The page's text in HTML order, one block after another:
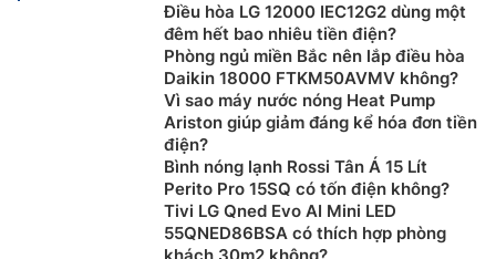
Điều hòa LG 12000 IEC12G2 dùng một
đêm hết bao nhiêu tiền điện?
Phòng ngủ miền Bắc nên lắp điều hòa
Daikin 18000 FTKM50AVMV không?
Vì sao máy nước nóng Heat Pump
Ariston giúp giảm đáng kể hóa đơn tiền
điện?
Bình nóng lạnh Rossi Tân Á 15 Lít
Perito Pro 15SQ có tốn điện không?
Tivi LG Qned Evo AI Mini LED
55QNED86BSA có thích hợp phòng